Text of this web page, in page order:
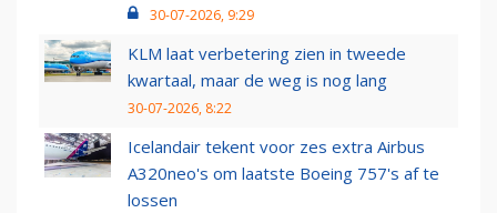
30-07-2026, 9:29
KLM laat verbetering zien in tweede
kwartaal, maar de weg is nog lang
30-07-2026, 8:22
Icelandair tekent voor zes extra Airbus
A320neo's om laatste Boeing 757's af te
lossen